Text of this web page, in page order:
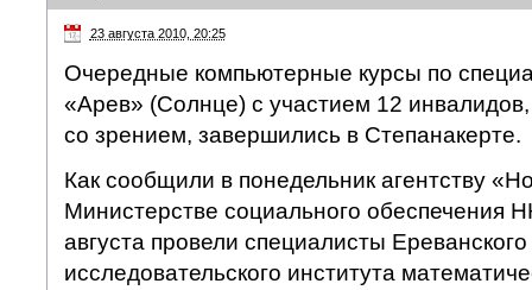
23 августа 2010, 20:25
Очередные компьютерные курсы по
«Арев» (Солнце) с участием 12
со зрением, завершились в Степанакерте.
Как сообщили в понедельник агентству
Министерстве социального обеспечения
августа провели специалисты
исследовательского института